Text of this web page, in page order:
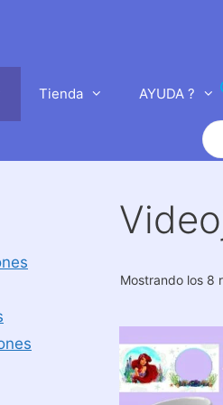
Tienda AYUDA ?
de
Mostrando los 8